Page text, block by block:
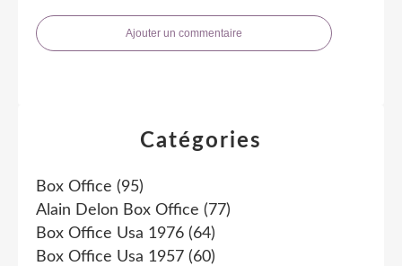
Ajouter un commentaire
Catégories
Box Office (95)
Alain Delon Box Office (77)
Box Office Usa 1976 (64)
Box Office Usa 1957 (60)